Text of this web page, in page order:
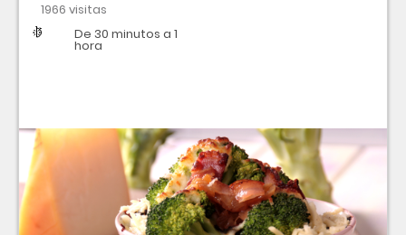
1966 visitas
Dificultad
Tiempo De 30 minutos a 1
hora